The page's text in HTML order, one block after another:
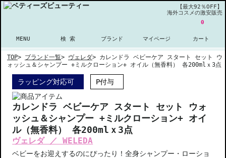
【最大92％OFF】
海外コスメの激安販売
MENU 検 索 ブランド マイページ
0
カート
TOP> ブランド一覧> ヴェレダ> カレンドラ ベビーケア スタート セット ウ
ォッシュ＆シャンプー +ミルクローション+ オイル（無香料） 各200mlｘ3点
ラッピング対応可 P付与
カレンドラ ベビーケア スタート セット ウォ
ッシュ＆シャンプー +ミルクローション+ オイ
ル（無香料） 各200mlｘ3点
ヴェレダ ／ WELEDA
ベビーをお迎えするのにぴったり！全身シャンプー・ローショ